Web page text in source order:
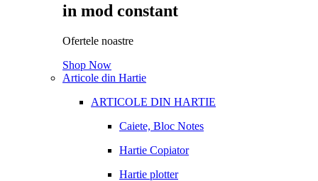
in mod constant
Ofertele noastre
Shop Now
Articole din Hartie
ARTICOLE DIN HARTIE
Caiete, Bloc Notes
Hartie Copiator
Hartie plotter